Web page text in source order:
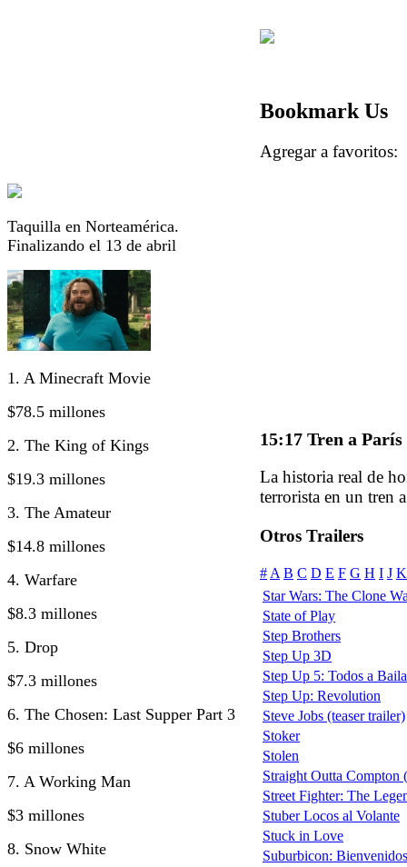
Taquilla en Norteamérica.
Finalizando el 13 de abril
1. A Minecraft Movie
$78.5 millones
2. The King of Kings
$19.3 millones
3. The Amateur
$14.8 millones
4. Warfare
$8.3 millones
5. Drop
$7.3 millones
6. The Chosen: Last Supper Part 3
$6 millones
7. A Working Man
$3 millones
8. Snow White
Bookmark Us
Agregar a
15:17 Tren a
La historia real de
terrorista en un tren
Otros Trailers
# A B C D E F G H I J K
Star Wars: The Clone
State of Play
Step Brothers
Step Up 3D
Step Up 5: Todos a
Step Up: Revolution
Steve Jobs (teaser trailer)
Stoker
Stolen
Straight Outta Compton
Street Fighter: The
Stuber Locos al Volante
Stuck in Love
Suburbicon: